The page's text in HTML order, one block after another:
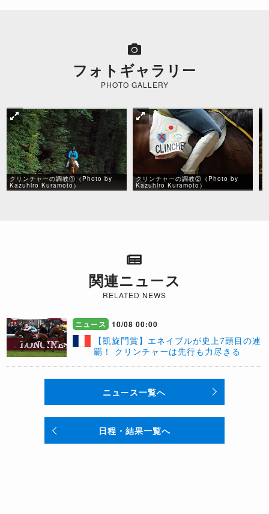
フォトギャラリー
PHOTO GALLERY
クリンチャーの調教①（Photo by
Kazuhiro Kuramoto）
クリンチャーの調教②（Photo by
Kazuhiro Kuramoto）
関連ニュース
RELATED NEWS
ニュース 10/08 00:00
【凱旋門賞】エネイブルが史上7頭目の連
覇！ クリンチャーは先行も力尽きる
ニュース一覧へ
日程・結果一覧へ